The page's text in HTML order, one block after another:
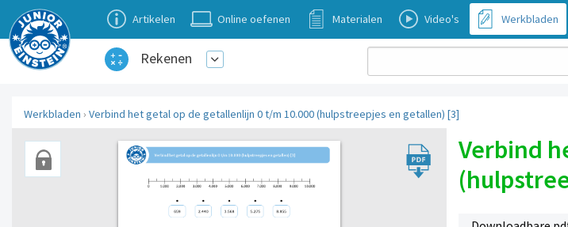
Artikelen Online oefenen Materialen Video's Werkbladen
Rekenen
Werkbladen › Verbind het getal op de getallenlijn 0 t/m 10.000 (hulpstreepjes en getallen) [3]
Verbind